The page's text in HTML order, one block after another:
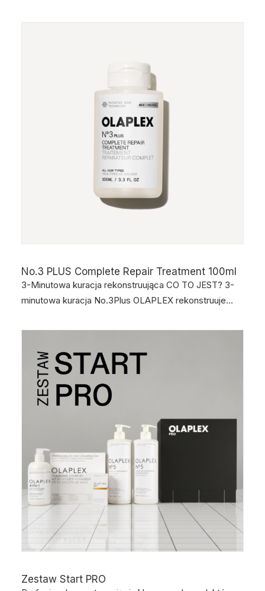
No.3 PLUS Complete Repair Treatment 100ml
3-Minutowa kuracja rekonstruująca CO TO JEST? 3-
minutowa kuracja No.3Plus OLAPLEX rekonstruuje…
Zestaw Start PRO